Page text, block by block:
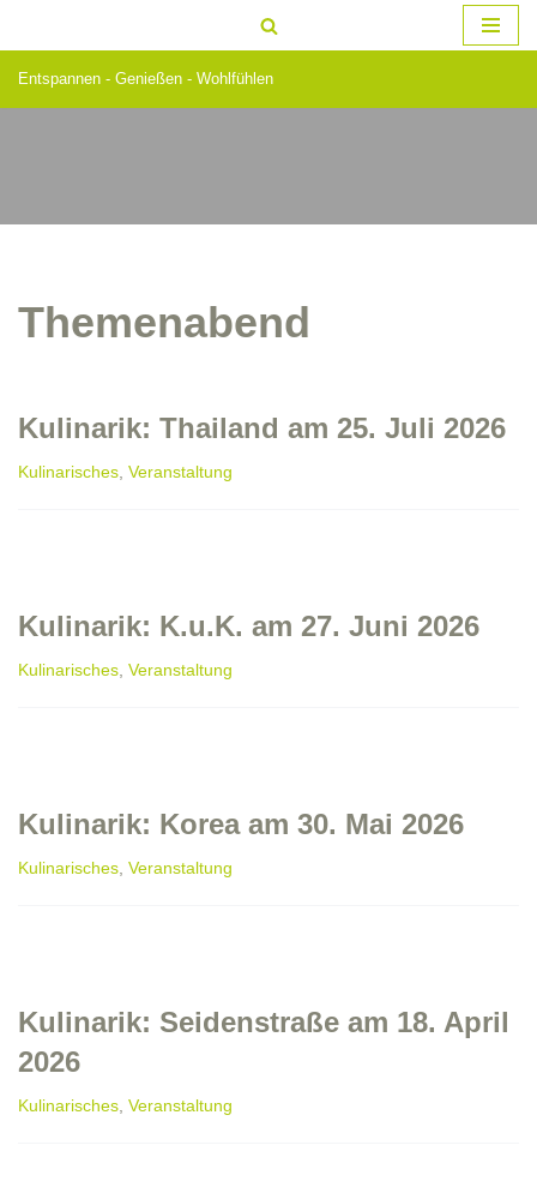
Inhalt
Entspannen - Genießen - Wohlfühlen
Themenabend
Kulinarik: Thailand am 25. Juli 2026
Kulinarisches, Veranstaltung
Kulinarik: K.u.K. am 27. Juni 2026
Kulinarisches, Veranstaltung
Kulinarik: Korea am 30. Mai 2026
Kulinarisches, Veranstaltung
Kulinarik: Seidenstraße am 18. April
2026
Kulinarisches, Veranstaltung